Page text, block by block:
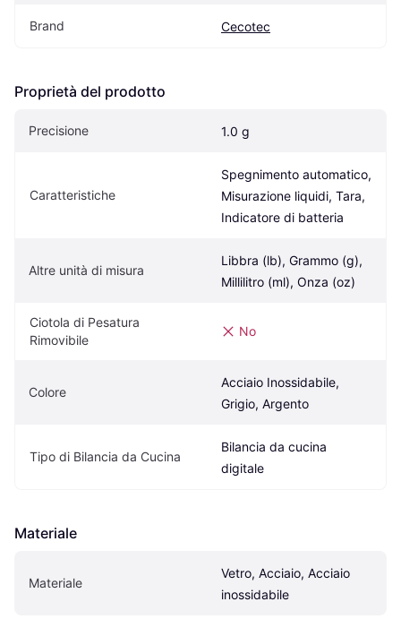
Brand Cecotec
Proprietà del prodotto
Precisione 1.0 g
Caratteristiche
Spegnimento automatico,
Misurazione liquidi, Tara,
Indicatore di batteria
Altre unità di misura
Libbra (lb), Grammo (g),
Millilitro (ml), Onza (oz)
Ciotola di Pesatura
Rimovibile
No
Colore
Acciaio Inossidabile,
Grigio, Argento
Tipo di Bilancia da Cucina
Bilancia da cucina
digitale
Materiale
Materiale
Vetro, Acciaio, Acciaio
inossidabile